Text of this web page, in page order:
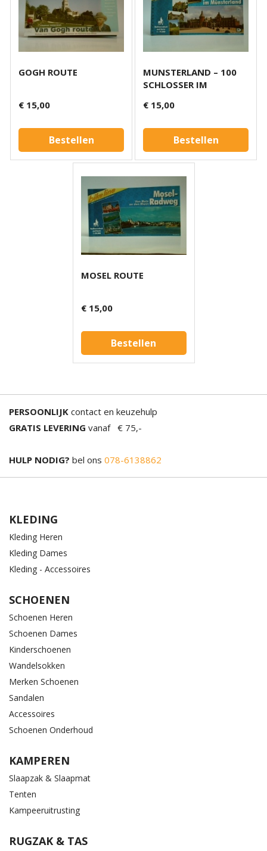
GOGH ROUTE
€ 15,00
Bestellen
MUNSTERLAND – 100
SCHLOSSER IM
€ 15,00
Bestellen
MOSEL ROUTE
€ 15,00
Bestellen
PERSOONLIJK contact en keuzehulp
GRATIS LEVERING vanaf € 75,-
HULP NODIG? bel ons 078-6138862
KLEDING
Kleding Heren
Kleding Dames
Kleding - Accessoires
SCHOENEN
Schoenen Heren
Schoenen Dames
Kinderschoenen
Wandelsokken
Merken Schoenen
Sandalen
Accessoires
Schoenen Onderhoud
KAMPEREN
Slaapzak & Slaapmat
Tenten
Kampeeruitrusting
RUGZAK & TAS